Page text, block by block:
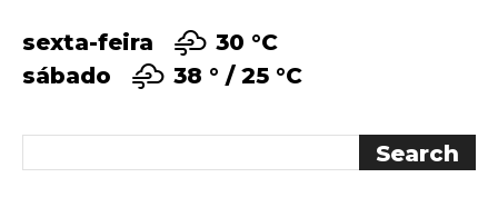
sexta-feira 30 °C
sábado
38 ° 25 °C